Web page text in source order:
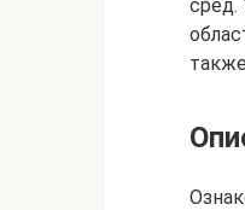
сред.